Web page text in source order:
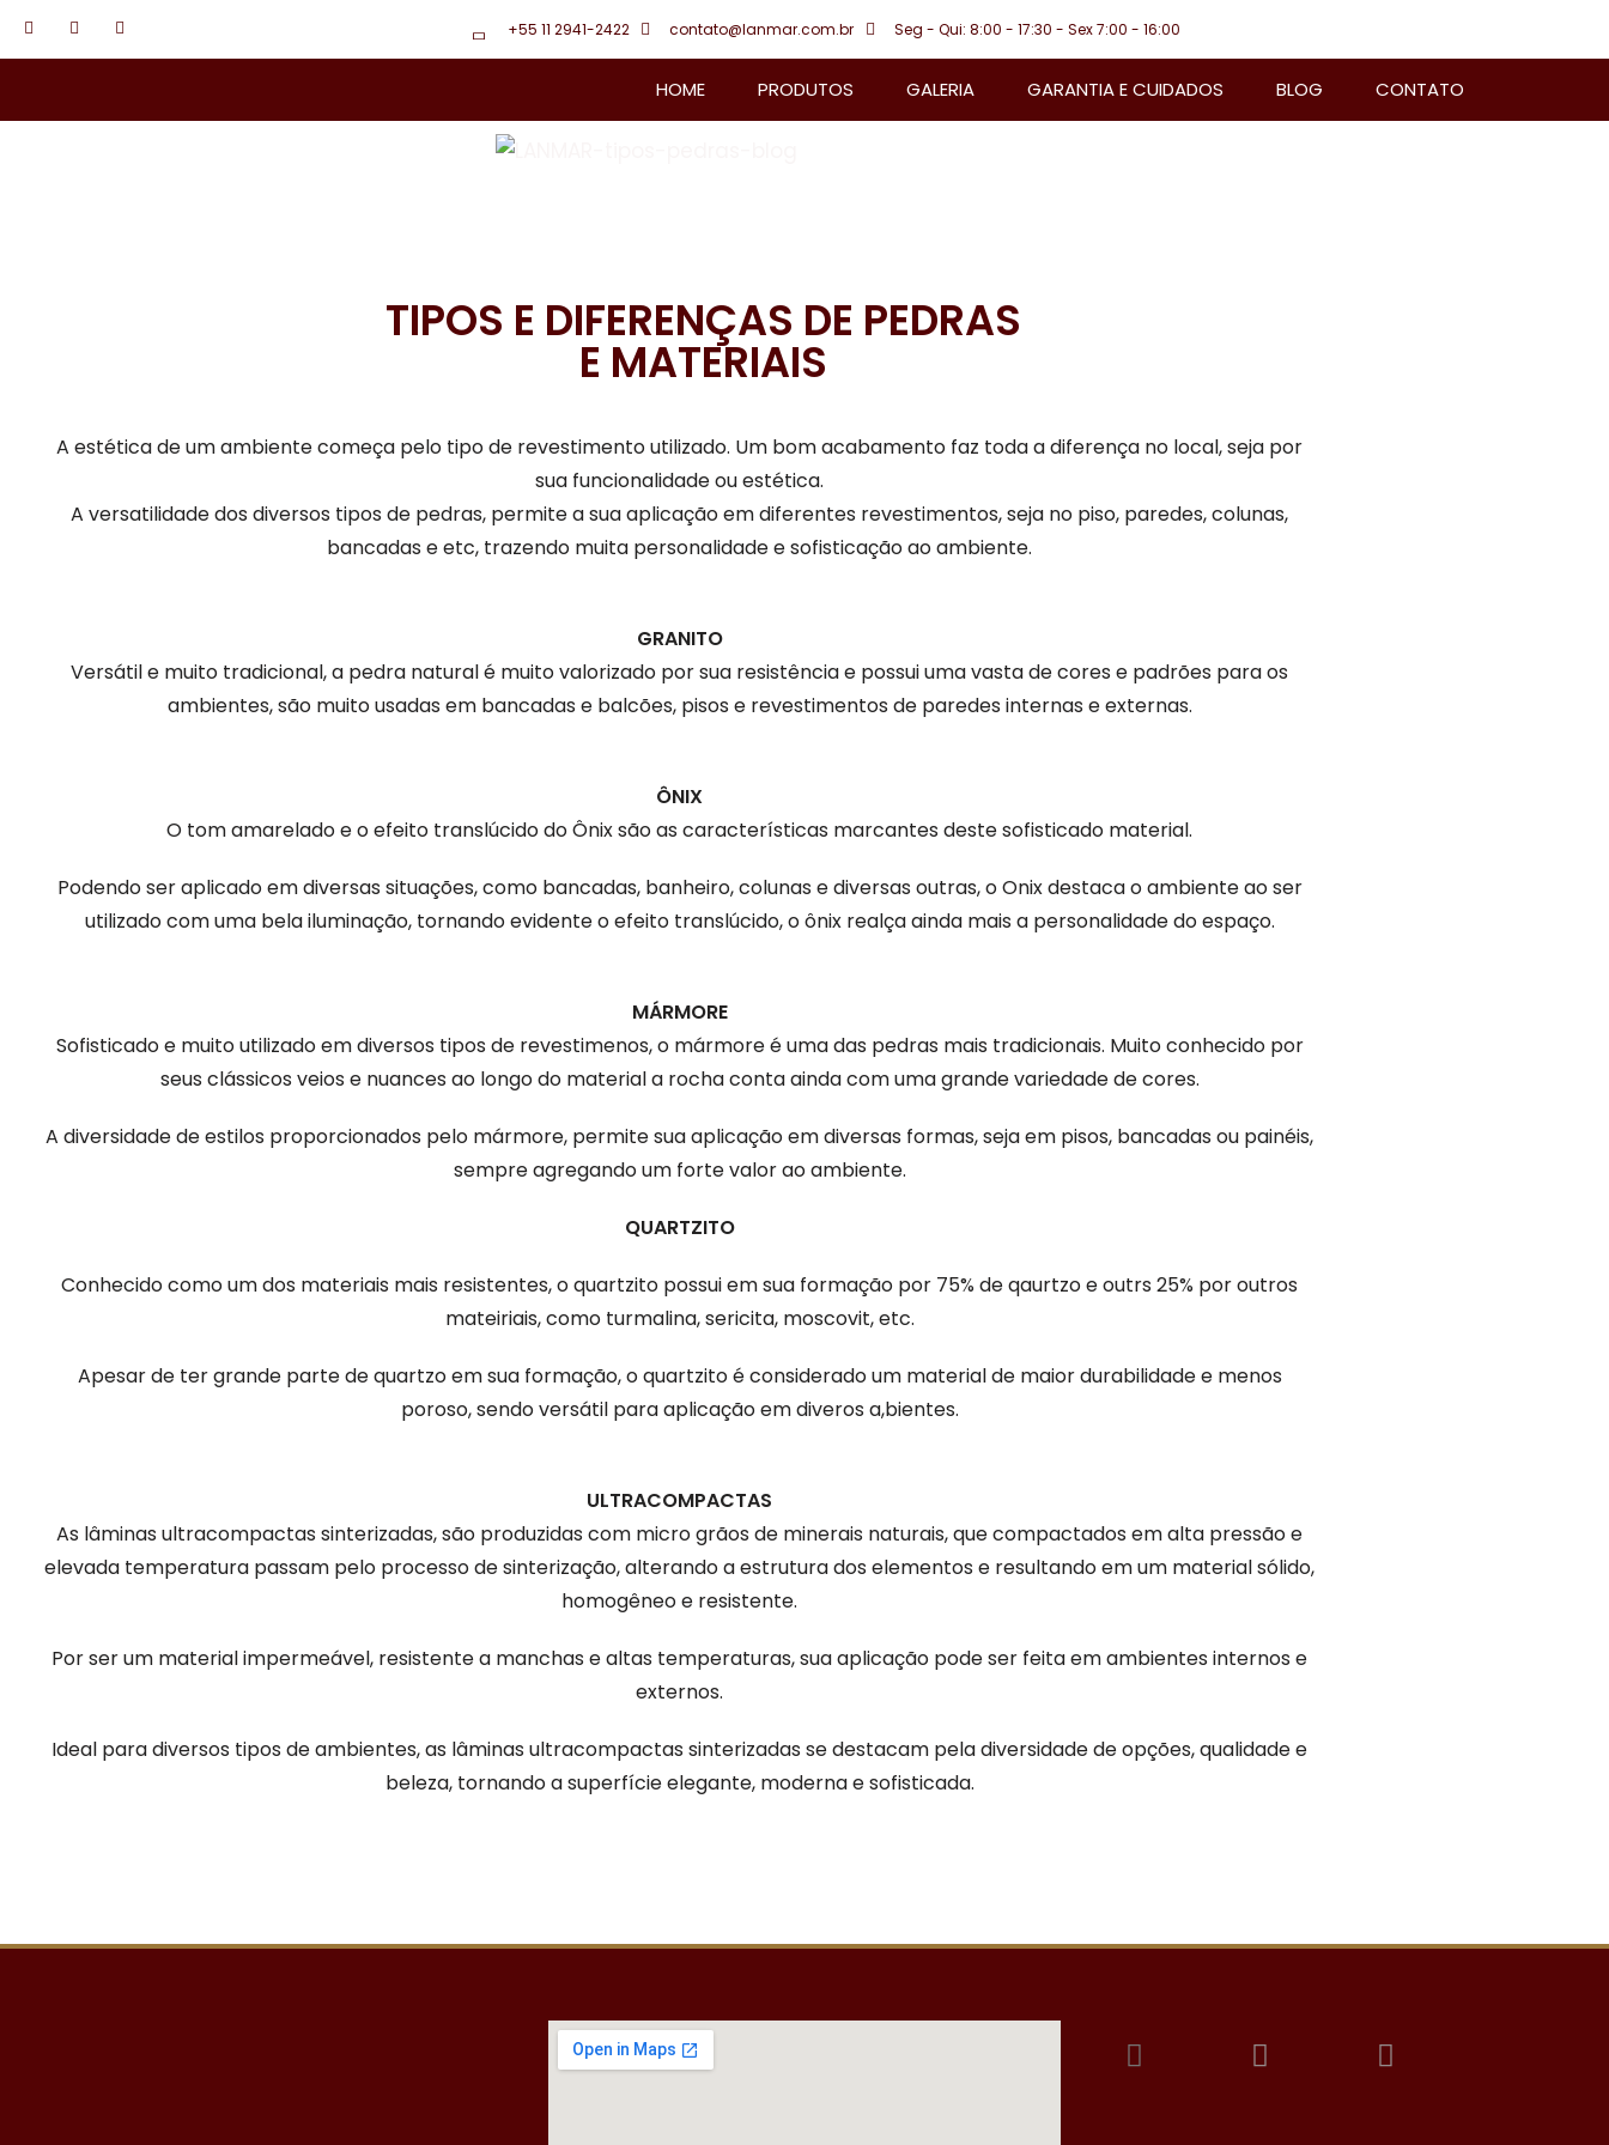
Pular
para
conteúdo
+55 11 2941-2422 contato@lanmar.com.br Seg - Qui: 8:00 - 17:30 - Sex 7:00 - 16:00
HOME PRODUTOS GALERIA GARANTIA E CUIDADOS BLOG CONTATO
TIPOS E DIFERENÇAS DE PEDRAS
E MATERIAIS
A estética de um ambiente começa pelo tipo de revestimento utilizado. Um bom acabamento faz toda a diferença no local, seja por
sua funcionalidade ou estética.
A versatilidade dos diversos tipos de pedras, permite a sua aplicação em diferentes revestimentos, seja no piso, paredes, colunas,
bancadas e etc, trazendo muita personalidade e sofisticação ao ambiente.
GRANITO
Versátil e muito tradicional, a pedra natural é muito valorizado por sua resistência e possui uma vasta de cores e padrões para os
ambientes, são muito usadas em bancadas e balcões, pisos e revestimentos de paredes internas e externas.
ÔNIX
O tom amarelado e o efeito translúcido do Ônix são as características marcantes deste sofisticado material.
Podendo ser aplicado em diversas situações, como bancadas, banheiro, colunas e diversas outras, o Onix destaca o ambiente ao ser
utilizado com uma bela iluminação, tornando evidente o efeito translúcido, o ônix realça ainda mais a personalidade do espaço.
MÁRMORE
Sofisticado e muito utilizado em diversos tipos de revestimenos, o mármore é uma das pedras mais tradicionais. Muito conhecido por
seus clássicos veios e nuances ao longo do material a rocha conta ainda com uma grande variedade de cores.
A diversidade de estilos proporcionados pelo mármore, permite sua aplicação em diversas formas, seja em pisos, bancadas ou painéis,
sempre agregando um forte valor ao ambiente.
QUARTZITO
Conhecido como um dos materiais mais resistentes, o quartzito possui em sua formação por 75% de qaurtzo e outrs 25% por outros
mateiriais, como turmalina, sericita, moscovit, etc.
Apesar de ter grande parte de quartzo em sua formação, o quartzito é considerado um material de maior durabilidade e menos
poroso, sendo versátil para aplicação em diveros a,bientes.
ULTRACOMPACTAS
As lâminas ultracompactas sinterizadas, são produzidas com micro grãos de minerais naturais, que compactados em alta pressão e
elevada temperatura passam pelo processo de sinterização, alterando a estrutura dos elementos e resultando em um material sólido,
homogêneo e resistente.
Por ser um material impermeável, resistente a manchas e altas temperaturas, sua aplicação pode ser feita em ambientes internos e
externos.
Ideal para diversos tipos de ambientes, as lâminas ultracompactas sinterizadas se destacam pela diversidade de opções, qualidade e
beleza, tornando a superfície elegante, moderna e sofisticada.